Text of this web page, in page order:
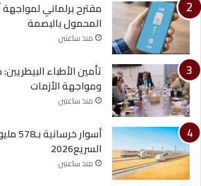
مقترح برلماني
المحمول بالبصمة
منذ ساعتين
تأمين الأطباء
ومواجهة الأزمات
منذ ساعتين
أسوار
السريع2026
منذ ساعتين